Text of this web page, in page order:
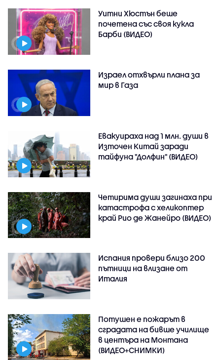
Уитни Хюстън беше
почетена със своя кукла
Барби (ВИДЕО)
Израел отхвърли плана за
мир в Газа
Евакуираха над 1 млн. души в
Източен Китай заради
тайфуна "Долфин" (ВИДЕО)
Четирима души загинаха при
катастрофа с хеликоптер
край Рио де Жанейро (ВИДЕО)
Испания провери близо 200
пътници на влизане от
Италия
Потушен е пожарът в
сградата на бивше училище
в центъра на Монтана
(ВИДЕО+СНИМКИ)